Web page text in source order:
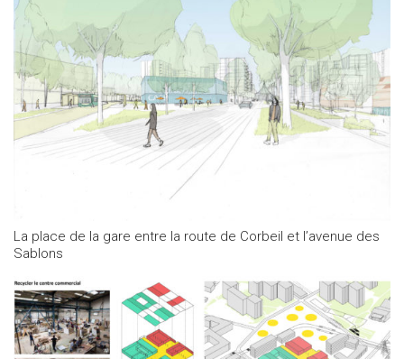
La place de la gare entre la route de Corbeil et l’avenue des
Sablons